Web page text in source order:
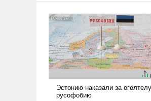
Сложившаяся ситуация
означает многолетний период
уязвимости США, например,
перед Китаем.